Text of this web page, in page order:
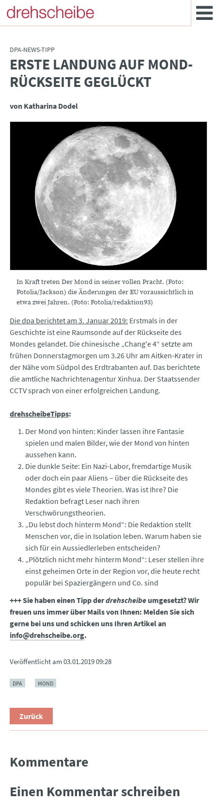
DPA-NEWS-TIPP
:ERSTE LANDUNG AUF MOND-
RÜCKSEITE GEGLÜCKT
von Katharina Dodel
In Kraft treten Der Mond in seiner vollen Pracht. (Foto:
Fotolia/Jackson) die Änderungen der EU voraussichtlich in
etwa zwei Jahren. (Foto: Fotolia/redaktion93)
Die dpa berichtet am 3. Januar 2019: Erstmals in der
Geschichte ist eine Raumsonde auf der Rückseite des
Mondes gelandet. Die chinesische „Chang'e 4“ setzte am
frühen Donnerstagmorgen um 3.26 Uhr am Aitken-Krater in
der Nähe vom Südpol des Erdtrabanten auf. Das berichtete
die amtliche Nachrichtenagentur Xinhua. Der Staatssender
CCTV sprach von einer erfolgreichen Landung.
drehscheibeTipps:
Der Mond von hinten: Kinder lassen ihre Fantasie
spielen und malen Bilder, wie der Mond von hinten
aussehen kann.
Die dunkle Seite: Ein Nazi-Labor, fremdartige Musik
oder doch ein paar Aliens – über die Rückseite des
Mondes gibt es viele Theorien. Was ist Ihre? Die
Redaktion befragt Leser nach ihren
Verschwörungstheorien.
„Du lebst doch hinterm Mond“: Die Redaktion stellt
Menschen vor, die in Isolation leben. Warum haben sie
sich für ein Aussiedlerleben entscheiden?
„Plötzlich nicht mehr hinterm Mond“: Leser stellen ihre
einst geheimen Orte in der Region vor, die heute recht
populär bei Spaziergängern und Co. sind
+++ Sie haben einen Tipp derdrehscheibe umgesetzt? Wir
freuen uns immer über Mails von Ihnen: Melden Sie sich
gerne bei uns und schicken uns Ihren Artikel an
info@drehscheibe.org.
Veröffentlicht am03.01.2019 09:28
DPA MOND
Zurück
Kommentare
Einen Kommentar schreiben